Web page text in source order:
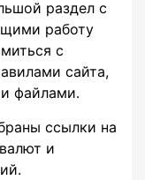
раздел с
работу
с
сайта,
файлами.
ссылки на
и